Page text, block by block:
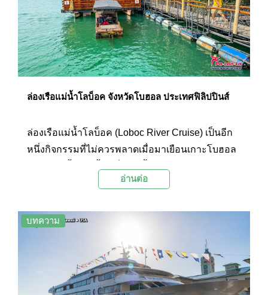
ล่องเรือแม่น้ำโลบ็อค จังหวัดโบฮอล ประเทศฟิลิปปินส์
ล่องเรือแม่น้ำโลบ็อค (Loboc River Cruise) เป็นอีก
หนึ่งกิจกรรมที่ไม่ควรพลาดเมื่อมาเยือนเกาะโบฮอล
หรือจังหวัดโบฮอล การล่องเรือไปตามแม่น้ำจะทำให้
คนบนเกาะนี้
อ่านต่อ
บทความ